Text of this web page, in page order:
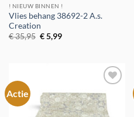
! NIEUW BINNEN !
Vlies behang 38692-2 A.s.
Creation
€35,95 Oorspronkelijke
prijs
€5,99Huidige
Actie
Toevoegen
aan
verlanglijst